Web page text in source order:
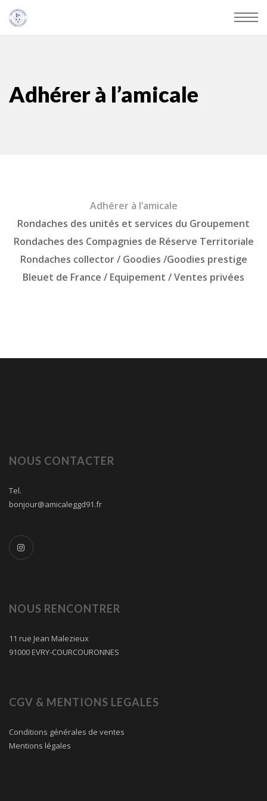
Adhérer à l’amicale
Adhérer à l’amicale
Rondaches des unités et services du Groupement
Rondaches des Compagnies de Réserve Territoriale
Rondaches collector / Goodies /Goodies prestige
Bleuet de France / Equipement / Ventes privées
NOUS CONTACTER
Tel.
bonjour@amicaleggd91.fr
NOUS RENCONTRER
11 rue Jean Malezieux
91000 EVRY-COURCOURONNES
CGV & MENTIONS LEGALES
Conditions générales de ventes
Mentions légales